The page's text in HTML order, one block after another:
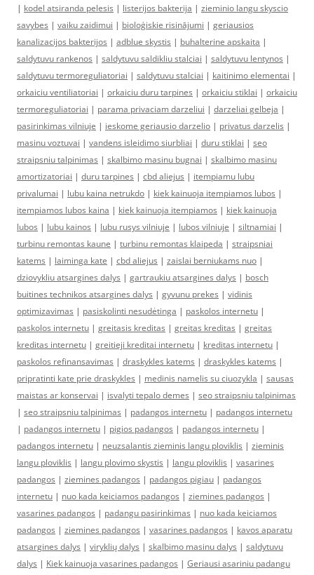
| kodel atsiranda pelesis | listerijos bakterija | zieminio langu skyscio
savybes | vaiku zaidimui | bioloģiskie risinājumi | geriausios
kanalizacijos bakterijos | adblue skystis | buhalterine apskaita |
saldytuvu rankenos | saldytuvu saldikliu stalciai | saldytuvu lentynos |
saldytuvu termoreguliatoriai | saldytuvu stalciai | kaitinimo elementai |
orkaiciu ventiliatoriai | orkaiciu duru tarpines | orkaiciu stiklai | orkaiciu
termoreguliatoriai | parama privaciam darzeliui | darzeliai gelbeja |
pasirinkimas vilniuje | ieskome geriausio darzelio | privatus darzelis |
masinu voztuvai | vandens isleidimo siurbliai | duru stiklai | seo
straipsniu talpinimas | skalbimo masinu bugnai | skalbimo masinu
amortizatoriai | duru tarpines | cbd aliejus | itempiamu lubu
privalumai | lubu kaina netrukdo | kiek kainuoja itempiamos lubos |
itempiamos lubos kaina | kiek kainuoja itempiamos | kiek kainuoja
lubos | lubu kainos | lubu rusys vilniuje | lubos vilniuje | siltnamiai |
turbinu remontas kaune | turbinu remontas klaipeda | straipsniai
katems | laiminga kate | cbd aliejus | zaislai berniukams nuo |
dziovykliu atsargines dalys | gartraukiu atsargines dalys | bosch
buitines technikos atsargines dalys | gyvunu prekes | vidinis
optimizavimas | pasiskolinti nesudėtinga | paskolos internetu |
paskolos internetu | greitasis kreditas | greitas kreditas | greitas
kreditas internetu | greitieji kreditai internetu | kreditas internetu |
paskolos refinansavimas | draskykles katems | draskykles katems |
pripratinti kate prie draskykles | medinis namelis su ciuozykla | sausas
maistas ar konservai | isvalyti tepalo demes | seo straipsniu talpinimas
| seo straipsniu talpinimas | padangos internetu | padangos internetu
| padangos internetu | pigios padangos | padangos internetu |
padangos internetu | neuzsalantis zieminis langu ploviklis | zieminis
langu ploviklis | langu plovimo skystis | langu ploviklis | vasarines
padangos | ziemines padangos | padangos pigiau | padangos
internetu | nuo kada keiciamos padangos | ziemines padangos |
vasarines padangos | padangu pasirinkimas | nuo kada keiciamos
padangos | ziemines padangos | vasarines padangos | kavos aparatu
atsargines dalys | viryklių dalys | skalbimo masinu dalys | saldytuvu
dalys | Kiek kainuoja vasarines padangos | Geriausi asariniu padangu